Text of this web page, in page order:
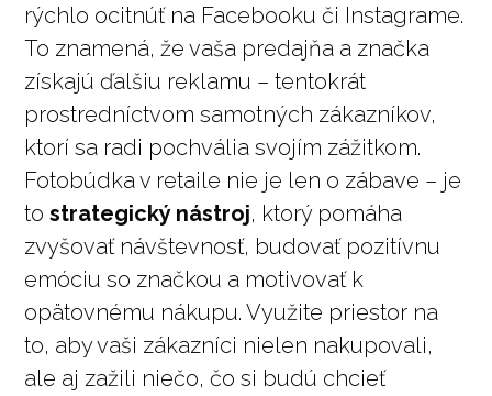
rýchlo ocitnúť na Facebooku či Instagrame.
To znamená, že vaša predajňa a značka
získajú ďalšiu reklamu – tentokrát
prostredníctvom samotných zákazníkov,
ktorí sa radi pochvália svojím zážitkom.
Fotobúdka v retaile nie je len o zábave – je
to strategický nástroj, ktorý pomáha
zvyšovať návštevnosť, budovať pozitívnu
emóciu so značkou a motivovať k
opätovnému nákupu. Využite priestor na
to, aby vaši zákazníci nielen nakupovali,
ale aj zažili niečo, čo si budú chcieť